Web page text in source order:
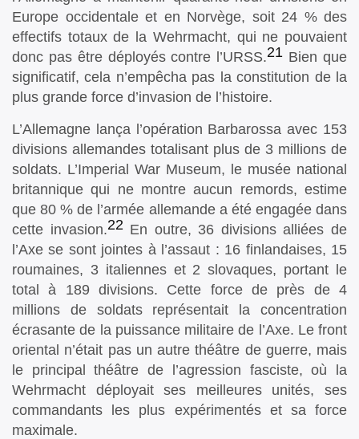
Europe occidentale et en Norvège, soit 24 % des
effectifs totaux de la Wehrmacht, qui ne pouvaient
donc pas être déployés contre l’URSS.21 Bien que
significatif, cela n’empêcha pas la constitution de la
plus grande force d’invasion de l’histoire.
L’Allemagne lança l’opération Barbarossa avec 153
divisions allemandes totalisant plus de 3 millions de
soldats. L’Imperial War Museum, le musée national
britannique qui ne montre aucun remords, estime
que 80 % de l’armée allemande a été engagée dans
cette invasion.22En outre, 36 divisions alliées de
l’Axe se sont jointes à l’assaut : 16 finlandaises, 15
roumaines, 3 italiennes et 2 slovaques, portant le
total à 189 divisions. Cette force de près de 4
millions de soldats représentait la concentration
écrasante de la puissance militaire de l’Axe. Le front
oriental n’était pas un autre théâtre de guerre, mais
le principal théâtre de l’agression fasciste, où la
Wehrmacht déployait ses meilleures unités, ses
commandants les plus expérimentés et sa force
maximale.